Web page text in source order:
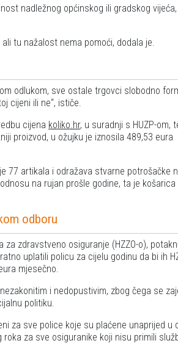
nadležnog općinskog ili gradskog
tu nažalost nema pomoći, dodala je.
odlukom, sve ostale trgovci slobodno
cijeni ili ne , ističe.
cijena koliko.hr, u suradnji s HUZP-om,
proizvod, u ožujku je iznosila 489,53 eura
77 artikala i odražava stvarne potrošačke
na rujan prošle godine, ta je košarica
odboru
zdravstveno osiguranje (HZZO-o),
uplatili policu za cijelu godinu da bi ih
mjesečno.
i nedopustivim, zbog čega se
politiku.
za sve police koje su plaćene unaprijed u
za sve osiguranike koji nisu primili